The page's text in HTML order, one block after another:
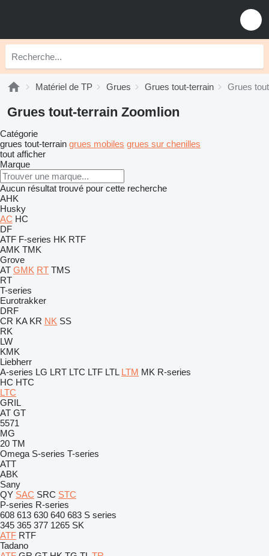
Matériel de TP Grues Grues tout-terrain Grues
Grues tout-terrain Zoomlion
Catégorie
grues tout-terrain grues mobiles grues sur chenilles
tout afficher
Marque
Aucun résultat trouvé pour cette recherche
AHK
Husky
AC HC
DF
ATF F-series HK RTF
AMK TMK
Grove
AT GMK RT TMS
RT
T-series
Eurotrakker
DRF
CR KA KR NK SS
RK
LW
KMK
Liebherr
A-series LG LRT LTC LTF LTL LTM MK R-series
HC HTC
LTC
GRIL
AT GT
5571
MG
20 TM
Omega S-series T-series
ATT
ABK
Sany
QY SAC SRC STC
P-series R-series
608 613 630 640 683 S series
345 365 377 1265 SK
ATF RTF
Tadano